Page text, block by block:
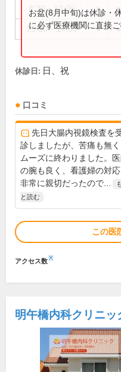
8:30～13:00 ● ●
15:00～17:00 ● ●
お盆(8月中旬)は休診・
に必ず医療機関に直接ご
休診日: 日、祝
口コミ
先日大腸内視鏡検査を
診しましたが、苦痛も無く
ムーズに終わりました。
の腕も良く、看護婦の対応
非常に親切だったので...
と読む
この医
アクセス数※
明午橋内科クリニッ